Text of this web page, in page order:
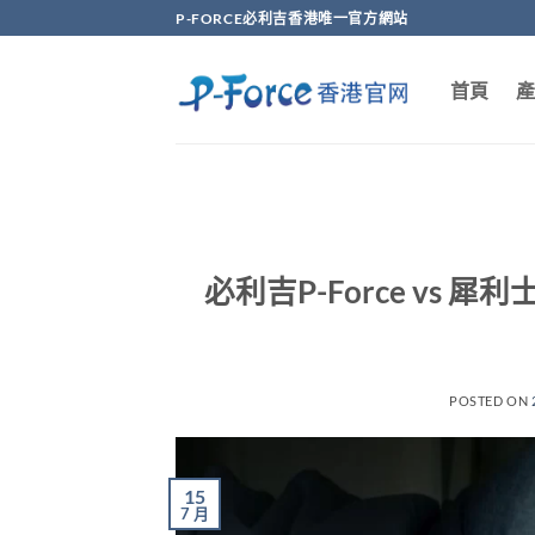
to
P-FORCE必利吉香港唯一官方網站
首頁
必利吉P-Force vs 犀利
POSTED ON
15
7 月